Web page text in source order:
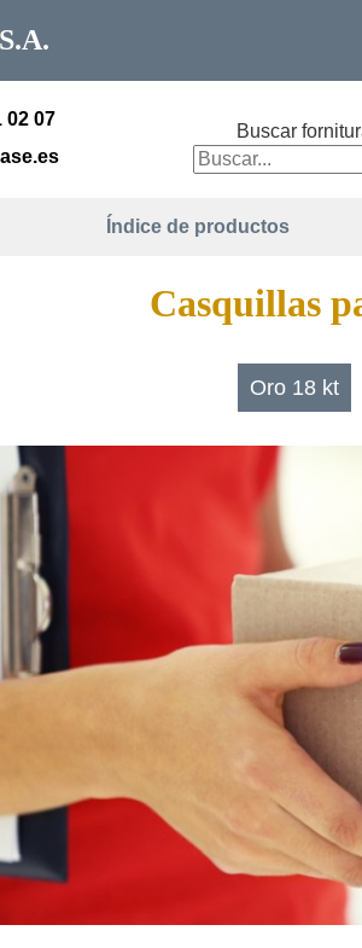
02 07
Buscar
Índice de productos
Casquillas
Oro 18 kt